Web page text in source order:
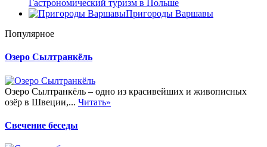
Гастрономический туризм в Польше
Пригороды Варшавы
Популярное
Озеро Сылтранкёль
Озеро Сылтранкёль – одно из красивейших и живописных
озёр в Швеции,... Читать»
Свечение беседы